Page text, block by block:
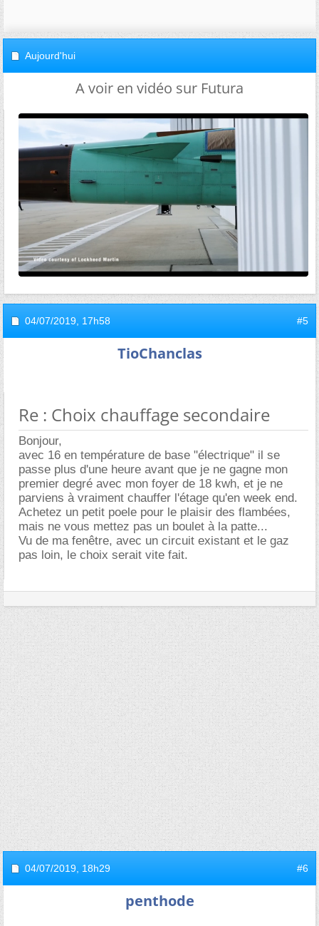
Aujourd'hui
A voir en vidéo sur Futura
04/07/2019, 17h58 #5
TioChanclas
Re : Choix chauffage secondaire
Bonjour,
avec 16 en température de base "électrique" il se
passe plus d'une heure avant que je ne gagne mon
premier degré avec mon foyer de 18 kwh, et je ne
parviens à vraiment chauffer l'étage qu'en week end.
Achetez un petit poele pour le plaisir des flambées,
mais ne vous mettez pas un boulet à la patte...
Vu de ma fenêtre, avec un circuit existant et le gaz
pas loin, le choix serait vite fait.
04/07/2019, 18h29 #6
penthode